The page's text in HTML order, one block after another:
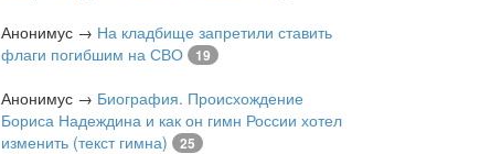
Анонимус → На кладбище запретили ставить
флаги погибшим на СВО
19
Анонимус → Биография. Происхождение
Бориса Надеждина и как он гимн России хотел
изменить (текст гимна)
25